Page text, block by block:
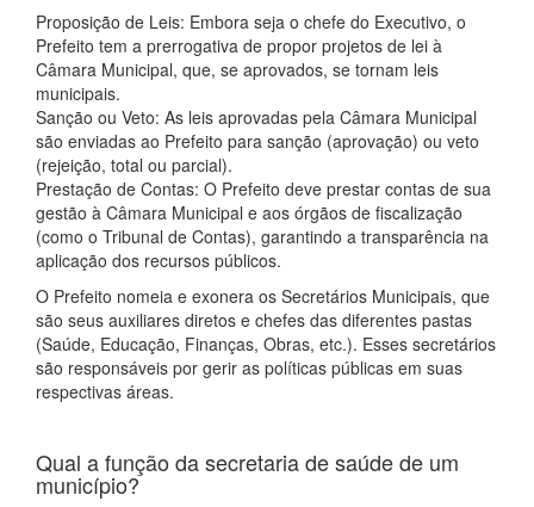
Proposição de Leis: Embora seja o chefe do Executivo, o
Prefeito tem a prerrogativa de propor projetos de lei à
Câmara Municipal, que, se aprovados, se tornam leis
municipais.
Sanção ou Veto: As leis aprovadas pela Câmara Municipal
são enviadas ao Prefeito para sanção (aprovação) ou veto
(rejeição, total ou parcial).
Prestação de Contas: O Prefeito deve prestar contas de sua
gestão à Câmara Municipal e aos órgãos de fiscalização
(como o Tribunal de Contas), garantindo a transparência na
aplicação dos recursos públicos.
O Prefeito nomeia e exonera os Secretários Municipais, que
são seus auxiliares diretos e chefes das diferentes pastas
(Saúde, Educação, Finanças, Obras, etc.). Esses secretários
são responsáveis por gerir as políticas públicas em suas
respectivas áreas.
Qual a função da secretaria de saúde de um
município?